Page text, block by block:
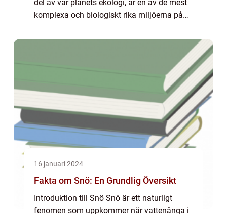
del av vår planets ekologi, är en av de mest
komplexa och biologiskt rika miljöerna på
kontinenter som Sydamerika, Afrika och
16 januari 2024
Fakta om Snö: En Grundlig Översikt
Introduktion till Snö Snö är ett naturligt
fenomen som uppkommer när vattenånga i